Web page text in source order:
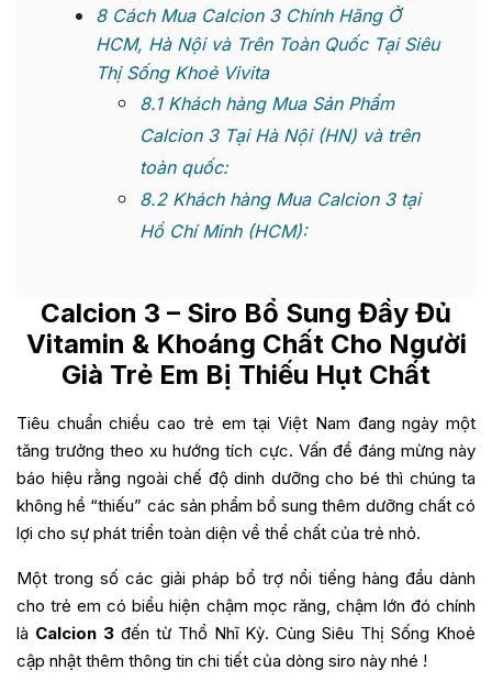
8Cách Mua Calcion 3 Chính Hãng Ở
HCM, Hà Nội và Trên Toàn Quốc Tại Siêu
Thị Sống Khoẻ Vivita
8.1Khách hàng Mua Sản Phẩm
Calcion 3 Tại Hà Nội (HN) và trên
toàn quốc:
8.2Khách hàng Mua Calcion 3 tại
Hồ Chí Minh (HCM):
Calcion 3 – Siro Bổ Sung Đầy Đủ
Vitamin & Khoáng Chất Cho Người
Già Trẻ Em Bị Thiếu Hụt Chất
Tiêu chuẩn chiều cao trẻ em tại Việt Nam đang ngày một
tăng trưởng theo xu hướng tích cực. Vấn đề đáng mừng này
báo hiệu rằng ngoài chế độ dinh dưỡng cho bé thì chúng ta
không hề “thiếu” các sản phẩm bổ sung thêm dưỡng chất có
lợi cho sự phát triển toàn diện về thể chất của trẻ nhỏ.
Một trong số các giải pháp bổ trợ nổi tiếng hàng đầu dành
cho trẻ em có biểu hiện chậm mọc răng, chậm lớn đó chính
là Calcion 3đến từ Thổ Nhĩ Kỳ. Cùng Siêu Thị Sống Khoẻ
cập nhật thêm thông tin chi tiết của dòng siro này nhé !